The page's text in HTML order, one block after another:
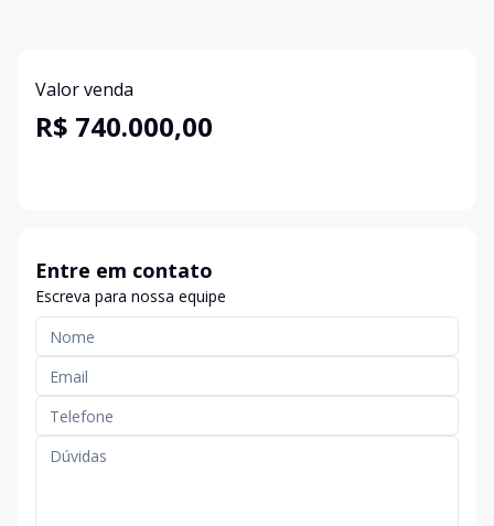
Valor venda
R$ 740.000,00
Entre em contato
Escreva para nossa equipe